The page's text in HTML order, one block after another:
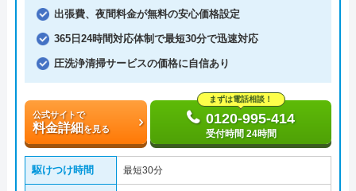
出張費、夜間料金が無料の安心価格設定
365日24時間対応体制で最短30分で迅速対応
圧洗浄清掃サービスの価格に自信あり
公式サイトで
料金詳細を見る
まずは電話相談！
0120-995-414
受付時間 24時間
駆けつけ時間 最短30分